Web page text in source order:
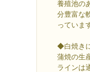
養殖池の
分豊富な
っていま
◆白焼き
蒲焼の生
ラインは